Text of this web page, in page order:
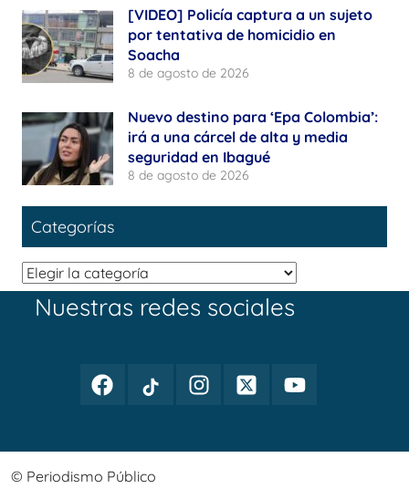
[VIDEO] Policía captura a un sujeto
por tentativa de homicidio en
Soacha
8 de agosto de 2026
Nuevo destino para ‘Epa Colombia’:
irá a una cárcel de alta y media
seguridad en Ibagué
8 de agosto de 2026
Categorías
Categorías
Nuestras redes sociales
Facebook
Periodismo
TikTok
Periodismo
InstagramTwitterYoutube
© Periodismo Público